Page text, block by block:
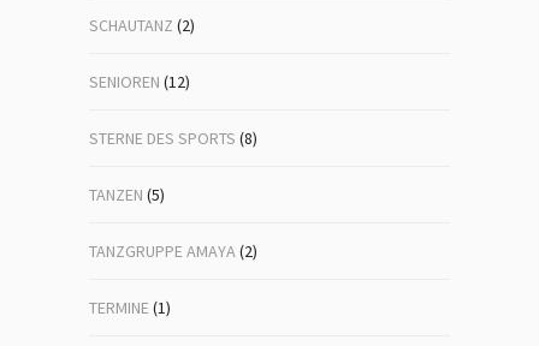
SCHAUTANZ (2)
SENIOREN (12)
STERNE DES SPORTS (8)
TANZEN (5)
TANZGRUPPE AMAYA(2)
TERMINE(1)